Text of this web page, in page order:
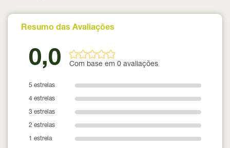
Resumo das Avaliações
0,0 Com base em 0 avaliações
5 estrelas
4 estrelas
3 estrelas
2 estrelas
1 estrela